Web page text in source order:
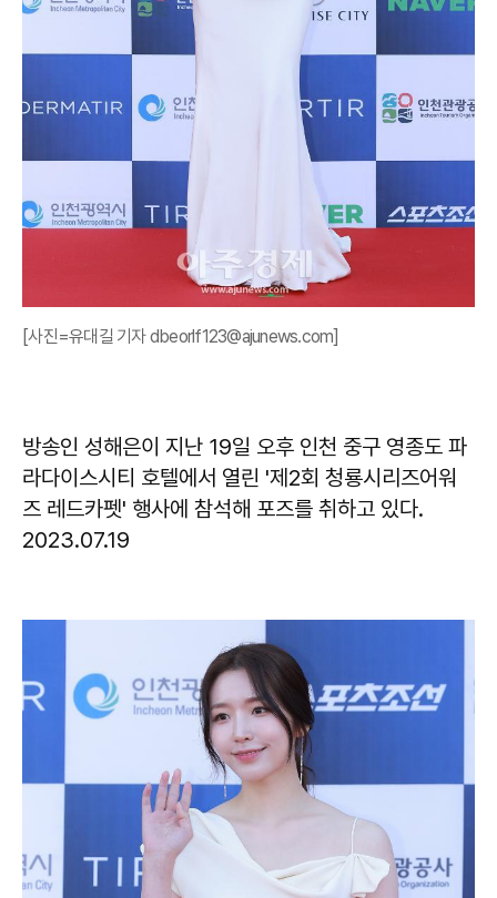
[사진=유대길 기자 dbeorlf123@ajunews.com]
방송인 성해은이 지난 19일 오후 인천 중구 영종도 파
라다이스시티 호텔에서 열린 '제2회 청룡시리즈어워
즈 레드카펫' 행사에 참석해 포즈를 취하고 있다.
2023.07.19